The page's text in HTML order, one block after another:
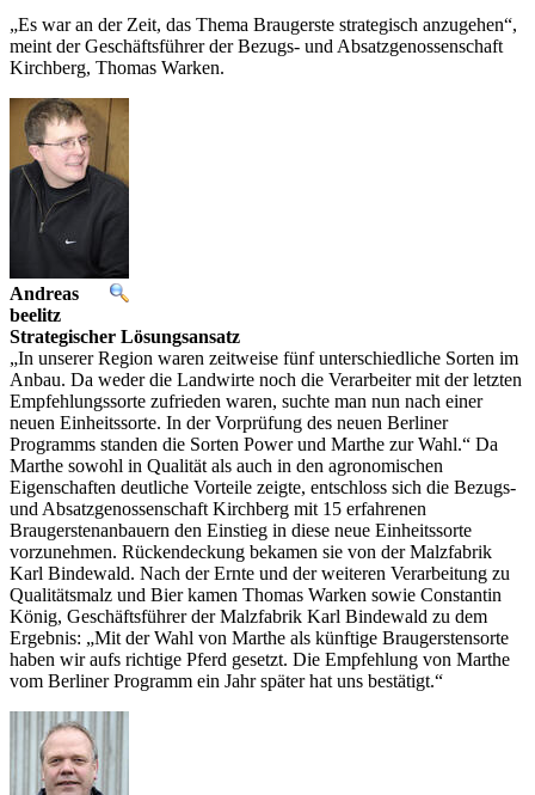
„Es war an der Zeit, das Thema Braugerste strategisch anzugehen“,
meint der Geschäftsführer der Bezugs- und Absatzgenossenschaft
Kirchberg, Thomas Warken.
Andreas
beelitz
Strategischer Lösungsansatz
„In unserer Region waren zeitweise fünf unterschiedliche Sorten im
Anbau. Da weder die Landwirte noch die Verarbeiter mit der letzten
Empfehlungssorte zufrieden waren, suchte man nun nach einer
neuen Einheitssorte. In der Vorprüfung des neuen Berliner
Programms standen die Sorten Power und Marthe zur Wahl.“ Da
Marthe sowohl in Qualität als auch in den agronomischen
Eigenschaften deutliche Vorteile zeigte, entschloss sich die Bezugs-
und Absatzgenossenschaft Kirchberg mit 15 erfahrenen
Braugerstenanbauern den Einstieg in diese neue Einheitssorte
vorzunehmen. Rückendeckung bekamen sie von der Malzfabrik
Karl Bindewald. Nach der Ernte und der weiteren Verarbeitung zu
Qualitätsmalz und Bier kamen Thomas Warken sowie Constantin
König, Geschäftsführer der Malzfabrik Karl Bindewald zu dem
Ergebnis: „Mit der Wahl von Marthe als künftige Braugerstensorte
haben wir aufs richtige Pferd gesetzt. Die Empfehlung von Marthe
vom Berliner Programm ein Jahr später hat uns bestätigt.“